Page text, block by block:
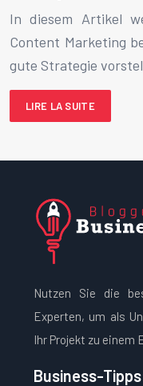
In diesem Artikel
Content Marketing
gute Strategie
LIRE LA SUITE
Nutzen Sie die
Experten, um als
Ihr Projekt zu einem
Business-Tipps